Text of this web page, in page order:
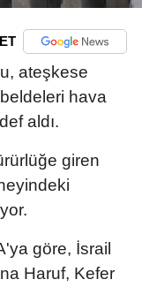
ateşkese
hava
aldı.
giren
göre, İsrail
Haruf, Kefer